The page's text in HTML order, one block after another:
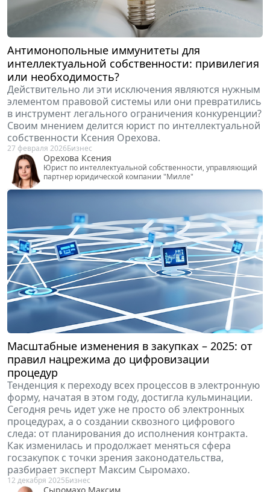
Антимонопольные иммунитеты для
интеллектуальной собственности: привилегия
или необходимость?
Действительно ли эти исключения являются нужным
элементом правовой системы или они превратились
в инструмент легального ограничения конкуренции?
Своим мнением делится юрист по интеллектуальной
собственности Ксения Орехова.
27 февраля 2026Бизнес
Орехова Ксения
Юрист по интеллектуальной собственности, управляющий
партнер юридической компании "Милле"
Масштабные изменения в закупках – 2025: от
правил нацрежима до цифровизации
процедур
Тенденция к переходу всех процессов в электронную
форму, начатая в этом году, достигла кульминации.
Сегодня речь идет уже не просто об электронных
процедурах, а о создании сквозного цифрового
следа: от планирования до исполнения контракта.
Как изменилась и продолжает меняться сфера
госзакупок с точки зрения законодательства,
разбирает эксперт Максим Сыромахо.
12 декабря 2025Бизнес
Сыромахо Максим
Первый заместитель генерального директора электронной